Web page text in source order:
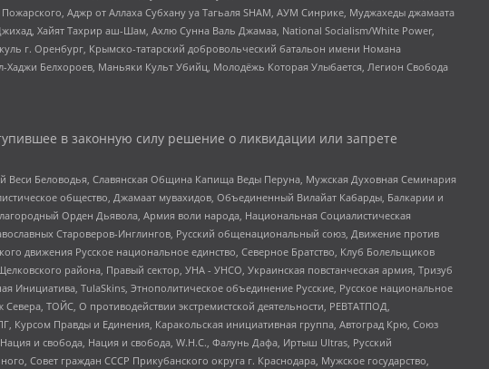
Аджр от Аллаха Субхану уа Тагьаля SHAM, АУМ Синрике, Муджахеды джамаата
Хайят Тахрир аш-Шам, Ахлю Сунна Валь Джамаа, National Socialism/White Power,
г. Оренбург, Крымско-татарский добровольческий батальон имени Номана
Хаджи Белхороев, Маньяки Культ Убийц, Молодёжь Которая Улыбается, Легион Свобода
в законную силу решение о ликвидации или запрете
Беловодья, Славянская Община Капища Веды Перуна, Мужская Духовная Семинария
общество, Джамаат мувахидов, Объединенный Вилайат Кабарды, Балкарии и
Орден Дьявола, Армия воли народа, Национальная Социалистическая
Староверов-Инглингов, Русский общенациональный союз, Движение против
движения Русское национальное единство, Северное Братство, Клуб Болельщиков
района, Правый сектор, УНА - УНСО, Украинская повстанческая армия, Тризуб
Инициатива, TulaSkins, Этнополитическое объединение Русские, Русское национальное
ТОЙС, О противодействии экстремистской деятельности, РЕВТАТПОД,
Правды и Единения, Каракольская инициативная группа, Автоград Крю, Союз
и свобода, Нация и свобода, W.H.С., Фалунь Дафа, Иртыш Ultras, Русский
Совет граждан СССР Прикубанского округа г. Краснодара, Мужское государство,